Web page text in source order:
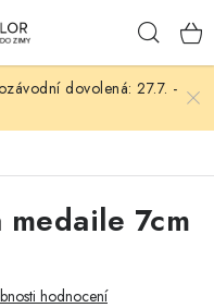
dovolená: 27.7. -
7cm
hodnocení